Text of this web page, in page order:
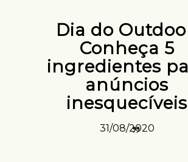
Dia do
Conheça 5
ingredientes
anúncios
inesquecíveis
31/08/2020